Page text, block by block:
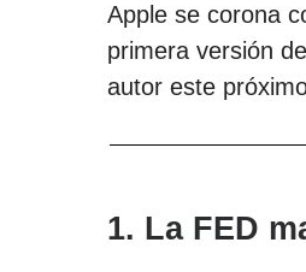
Apple se corona
primera versión
autor este
1. La FED